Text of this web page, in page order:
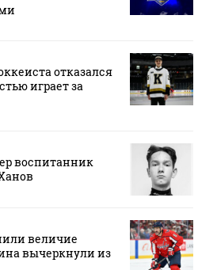
отказался
играет за
воспитанник
величие
вычеркнули из